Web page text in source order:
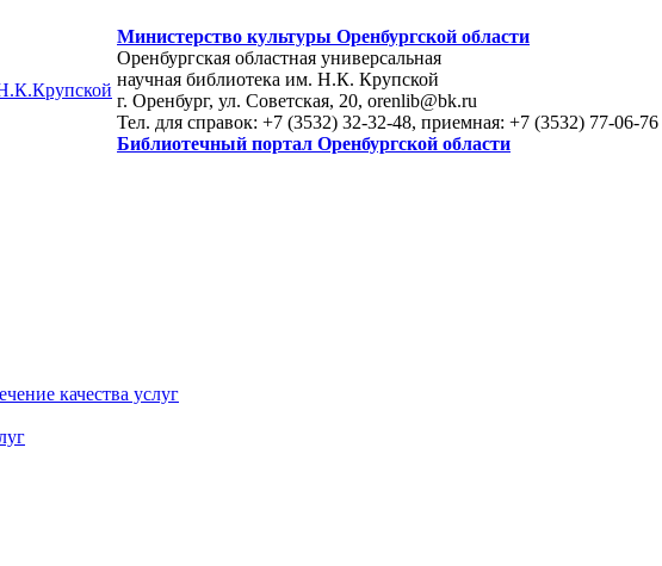
Министерство культуры Оренбургской области
Оренбургская областная универсальная
научная библиотека им. Н.К. Крупской
г. Оренбург, ул. Советская, 20, orenlib@bk.ru
Тел. для справок: +7 (3532) 32-32-48, приемная: +7 (3532) 77-06-76
Библиотечный портал Оренбургской области
качества услуг